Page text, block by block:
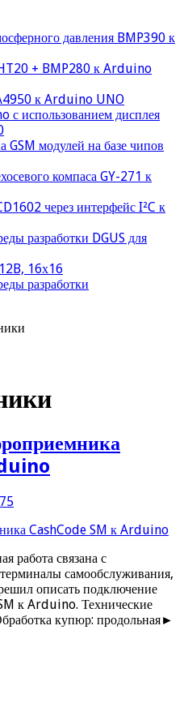
давления BMP390 к
+ BMP280 к Arduino
к Arduino UNO
с использованием дисплея
модулей на базе чипов
компаса GY-271 к
через интерфейс I²C к
разработки DGUS для
16х16
разработки
75
работа связана с
самообслуживания,
описать подключение
к Arduino. Технические
купюр: продольная►